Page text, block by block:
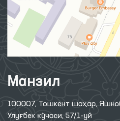
Манзил
100007, Тошкент шаҳар,
Улуғбек кўчаси, 57/1-уй